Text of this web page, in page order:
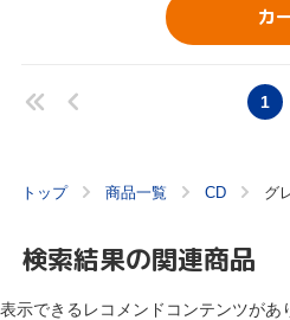
カ
1
トップ 商品一覧 CD グ
検索結果の関連商品
表示できるレコメンドコンテンツがあ